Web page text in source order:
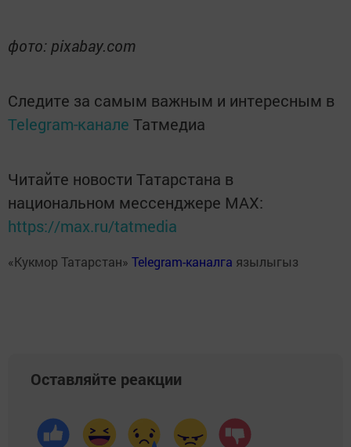
фото: pixabay.com
Следите за самым важным и интересным в
Telegram-канале Татмедиа
Читайте новости Татарстана в
национальном мессенджере MАХ:
https://max.ru/tatmedia
«Кукмор Татарстан» Telegram-каналга язылыгыз
Оставляйте реакции